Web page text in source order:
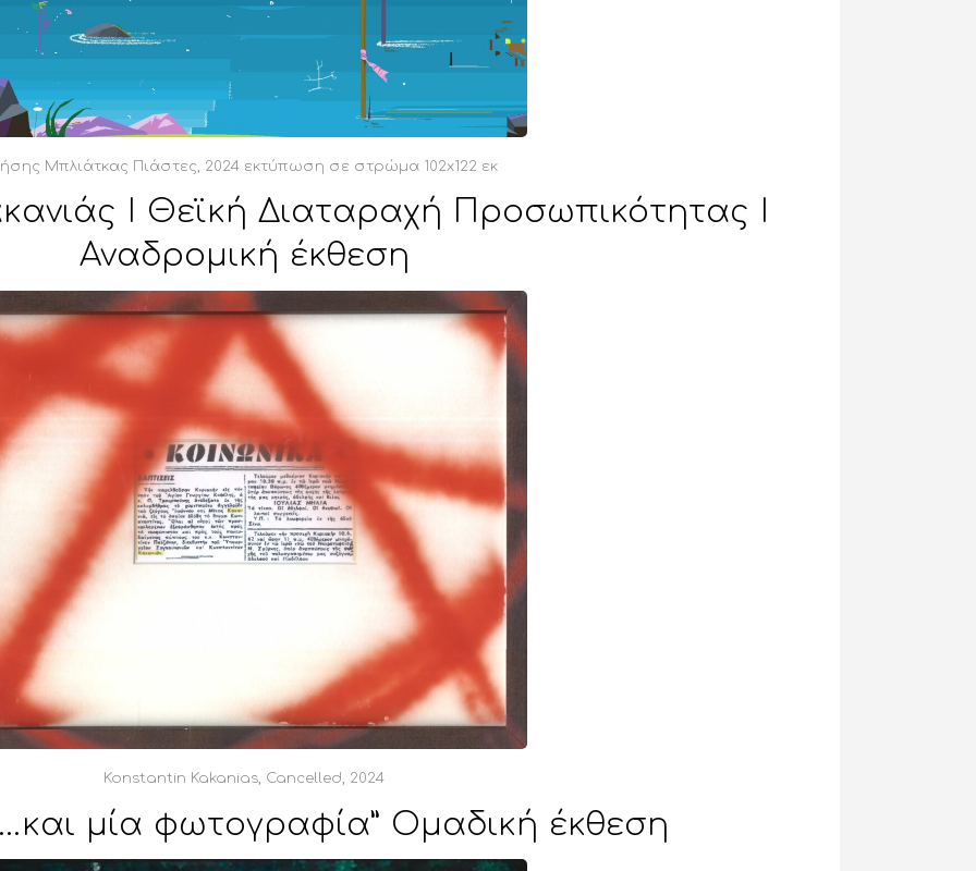
Μπλιάτκας Πιάστες, 2024 εκτύπωση σε στρώμα 102x122 εκ
Ι Θεϊκή Διαταραχή Προσωπικότητας Ι
Αναδρομική έκθεση
Konstantin Kakanias, Cancelled, 2024
μία φωτογραφία” Ομαδική έκθεση